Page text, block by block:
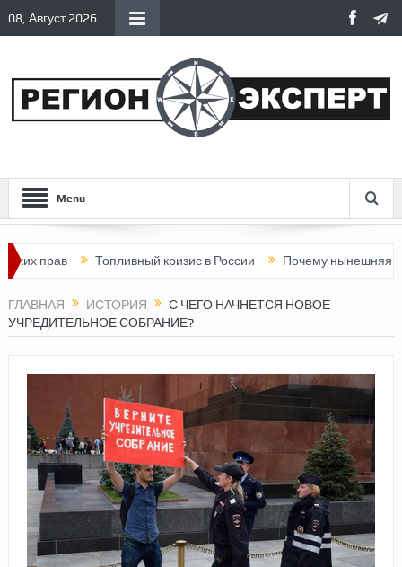
08, Август 2026
Menu
Топливный кризис в России Почему нынешняя Россия
ГЛАВНАЯ ИСТОРИЯ
С ЧЕГО НАЧНЕТСЯ НОВОЕ
УЧРЕДИТЕЛЬНОЕ СОБРАНИЕ?